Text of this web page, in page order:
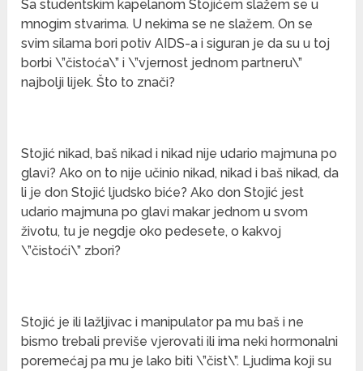
Sa studentskim kapelanom Stojićem slažem se u
mnogim stvarima. U nekima se ne slažem. On se
svim silama bori potiv AIDS-a i siguran je da su u toj
borbi \”čistoća\” i \”vjernost jednom partneru\”
najbolji lijek. Što to znači?
Stojić nikad, baš nikad i nikad nije udario majmuna po
glavi? Ako on to nije učinio nikad, nikad i baš nikad, da
li je don Stojić ljudsko biće? Ako don Stojić jest
udario majmuna po glavi makar jednom u svom
životu, tu je negdje oko pedesete, o kakvoj
\”čistoći\” zbori?
Stojić je ili lažljivac i manipulator pa mu baš i ne
bismo trebali previše vjerovati ili ima neki hormonalni
poremećaj pa mu je lako biti \”čist\”. Ljudima koji su